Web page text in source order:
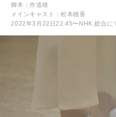
脚本：作道雄
メインキャスト：松本穂香
2022年3月22日22:45〜NHK 総合に